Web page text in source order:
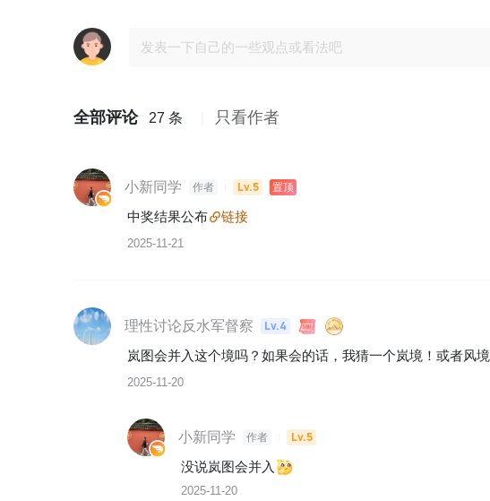
全部评论 27 条 只看作者
小新同学 作者 Lv.5 置顶
中奖结果公布 链接
2025-11-21
理性讨论反水军督察
Lv.4
岚图会并入这个境吗？如果会的话，我猜一个岚境！或者风境
2025-11-20
小新同学 作者
Lv.5
没说岚图会并入
2025-11-20